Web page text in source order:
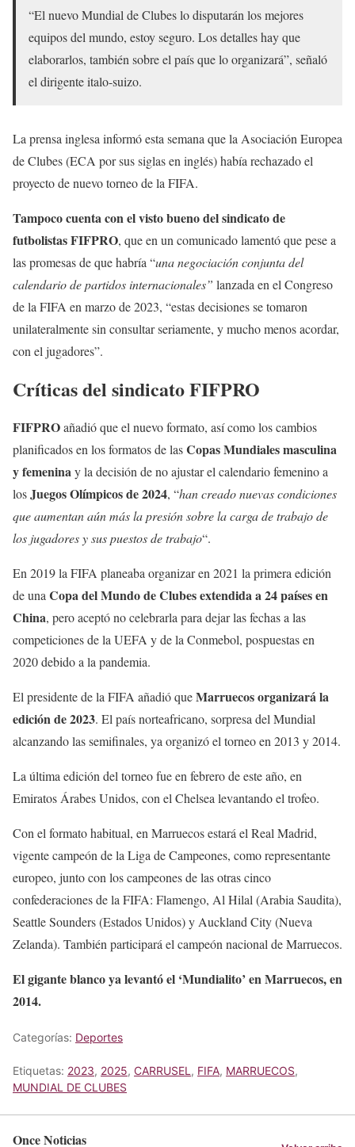
“El nuevo Mundial de Clubes lo disputarán los mejores
equipos del mundo, estoy seguro. Los detalles hay que
elaborarlos, también sobre el país que lo organizará”, señaló
el dirigente italo-suizo.
La prensa inglesa informó esta semana que la Asociación Europea
de Clubes (ECA por sus siglas en inglés) había rechazado el
proyecto de nuevo torneo de la FIFA.
Tampoco cuenta con el visto bueno del sindicato de
futbolistas FIFPRO, que en un comunicado lamentó que pese a
las promesas de que habría “una negociación conjunta del
calendario de partidos internacionales” lanzada en el Congreso
de la FIFA en marzo de 2023, “estas decisiones se tomaron
unilateralmente sin consultar seriamente, y mucho menos acordar,
con el jugadores”.
Críticas del sindicato FIFPRO
FIFPROañadió que el nuevo formato, así como los cambios
planificados en los formatos de lasCopas Mundiales masculina
y femeninay la decisión de no ajustar el calendario femenino a
losJuegos Olímpicos de 2024, “han creado nuevas condiciones
que aumentan aún más la presión sobre la carga de trabajo de
los jugadores y sus puestos de trabajo“.
En 2019 la FIFA planeaba organizar en 2021 la primera edición
de una Copa del Mundo de Clubes extendida a 24 países en
China, pero aceptó no celebrarla para dejar las fechas a las
competiciones de la UEFA y de la Conmebol, pospuestas en
2020 debido a la pandemia.
El presidente de la FIFA añadió queMarruecos organizará la
edición de 2023. El país norteafricano, sorpresa del Mundial
alcanzando las semifinales, ya organizó el torneo en 2013 y 2014.
La última edición del torneo fue en febrero de este año, en
Emiratos Árabes Unidos, con el Chelsea levantando el trofeo.
Con el formato habitual, en Marruecos estará el Real Madrid,
vigente campeón de la Liga de Campeones, como representante
europeo, junto con los campeones de las otras cinco
confederaciones de la FIFA: Flamengo, Al Hilal (Arabia Saudita),
Seattle Sounders (Estados Unidos) y Auckland City (Nueva
Zelanda). También participará el campeón nacional de Marruecos.
El gigante blanco ya levantó el ‘Mundialito’ en Marruecos, en
2014.
Categorías: Deportes
Etiquetas: 2023, 2025, CARRUSEL , FIFA, MARRUECOS,
MUNDIAL DE CLUBES
Once Noticias